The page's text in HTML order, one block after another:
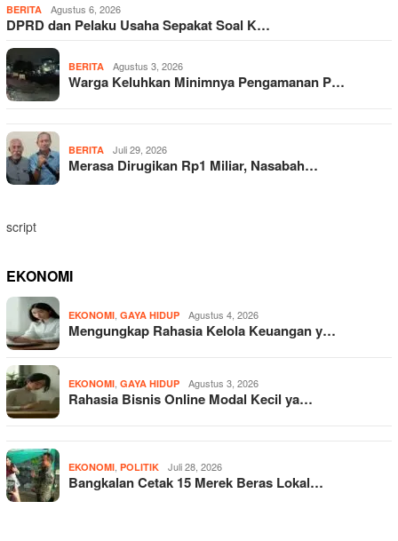
BERITA Agustus 6, 2026
DPRD dan Pelaku Usaha Sepakat Soal K…
BERITA Agustus 3, 2026
Warga Keluhkan Minimnya Pengamanan P…
BERITA Juli 29, 2026
Merasa Dirugikan Rp1 Miliar, Nasabah…
script
EKONOMI
EKONOMI GAYA HIDUP Agustus 4, 2026
Mengungkap Rahasia Kelola Keuangan y…
EKONOMI GAYA HIDUP Agustus 3, 2026
Rahasia Bisnis Online Modal Kecil ya…
EKONOMI POLITIK Juli 28, 2026
Bangkalan Cetak 15 Merek Beras Lokal…